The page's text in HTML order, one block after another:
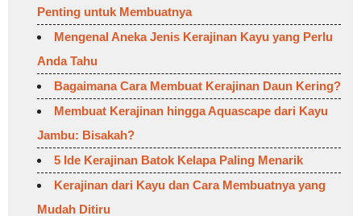
Penting untuk Membuatnya
Mengenal Aneka Jenis Kerajinan Kayu yang Perlu
Anda Tahu
Bagaimana Cara Membuat Kerajinan Daun Kering?
Membuat Kerajinan hingga Aquascape dari Kayu
Jambu: Bisakah?
5 Ide Kerajinan Batok Kelapa Paling Menarik
Kerajinan dari Kayu dan Cara Membuatnya yang
Mudah Ditiru